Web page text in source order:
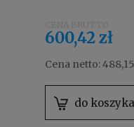
600,42 zł
Cena netto:
do koszyka